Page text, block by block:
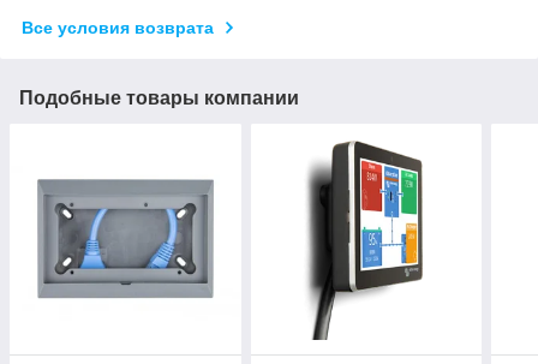
Все условия возврата
Подобные товары компании